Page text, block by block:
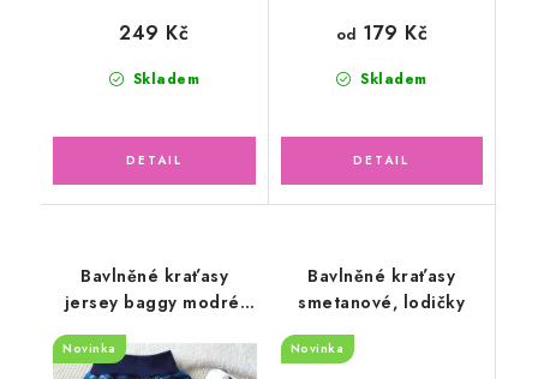
Skladem
249 Kč
Skladem
od 179 Kč
Bavlněné kraťasy
jersey baggy modré,
Lodičky
Novinka
Bavlněné kraťasy
smetanové, lodičky
Novinka